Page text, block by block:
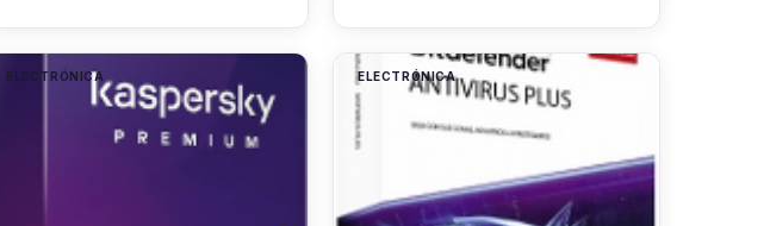
ELECTRÓNICA ELECTRÓNICA